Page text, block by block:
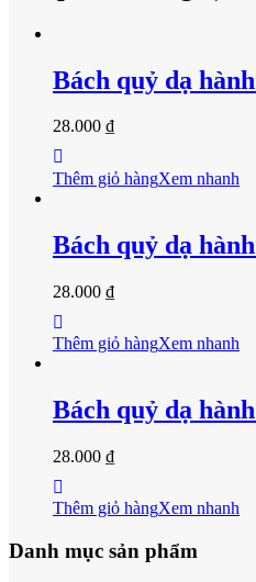
Bách quỷ dạ
28.000 ₫
Thêm giỏ hàngXem nhanh
Bách quỷ dạ
28.000 ₫
Thêm giỏ hàngXem nhanh
Bách quỷ dạ
28.000 ₫
Thêm giỏ hàngXem nhanh
Danh mục sản phẩm